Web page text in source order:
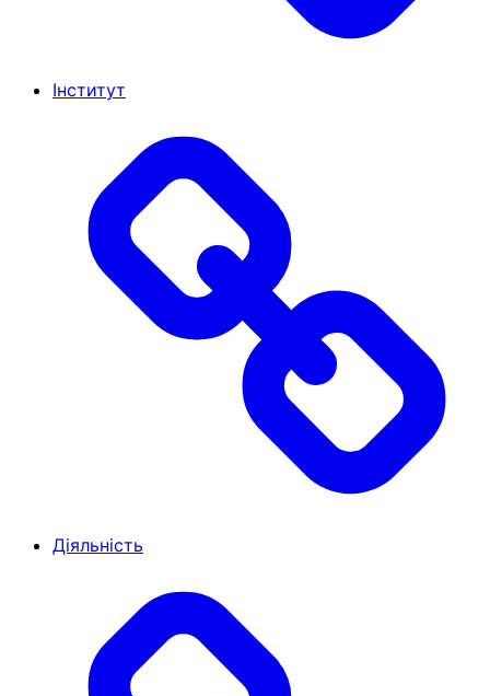
Інститут
Діяльність